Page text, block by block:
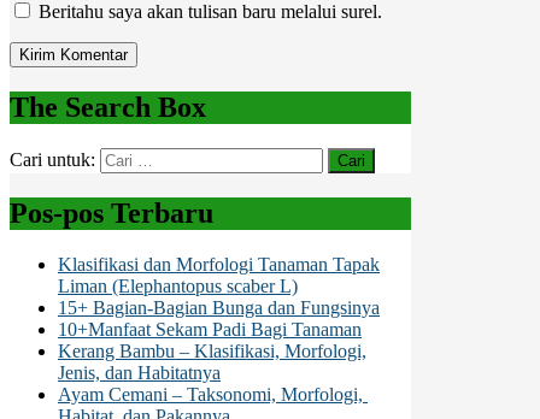
Beritahu saya akan tulisan baru melalui surel.
The Search Box
Cari untuk:
Pos-pos Terbaru
Klasifikasi dan Morfologi Tanaman Tapak
Liman (Elephantopus scaber L)
15+ Bagian-Bagian Bunga dan Fungsinya
10+Manfaat Sekam Padi Bagi Tanaman
Kerang Bambu – Klasifikasi, Morfologi,
Jenis, dan Habitatnya
Ayam Cemani – Taksonomi, Morfologi,